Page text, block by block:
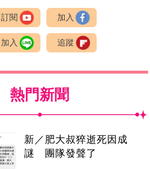
訂閱 加入
加入 追蹤
熱門新聞
新／肥大叔猝逝死因成
謎 團隊發聲了